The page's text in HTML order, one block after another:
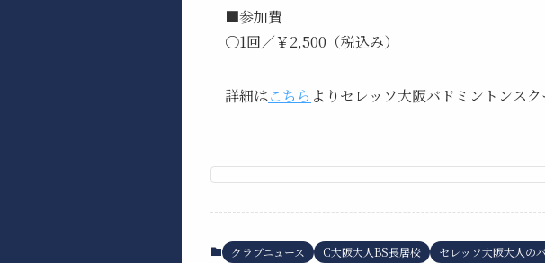
■参加費
〇1回／￥2,500（税込み）
詳細はこちら よりセレッソ大阪バドミントンス
クラブニュース C大阪大人BS長居校 セレッソ大阪大人の